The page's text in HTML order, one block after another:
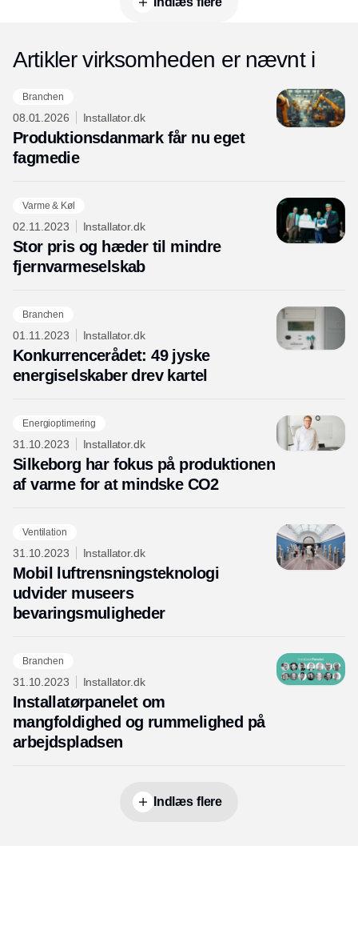
Artikler virksomheden er nævnt i
Branchen
08.01.2026 Installator.dk
Produktionsdanmark får nu eget
fagmedie
Varme & Køl
02.11.2023 Installator.dk
Stor pris og hæder til mindre
fjernvarmeselskab
Branchen
01.11.2023 Installator.dk
Konkurrencerådet: 49 jyske
energiselskaber drev kartel
Energioptimering
31.10.2023 Installator.dk
Silkeborg har fokus på produktionen
af varme for at mindske CO2
Ventilation
31.10.2023 Installator.dk
Mobil luftrensningsteknologi
udvider museers
bevaringsmuligheder
Branchen
31.10.2023 Installator.dk
Installatørpanelet om
mangfoldighed og rummelighed på
arbejdspladsen
Indlæs flere